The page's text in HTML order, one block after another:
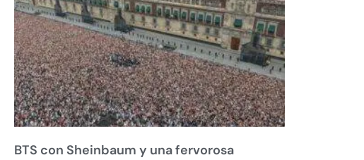
BTS con Sheinbaum y una fervorosa